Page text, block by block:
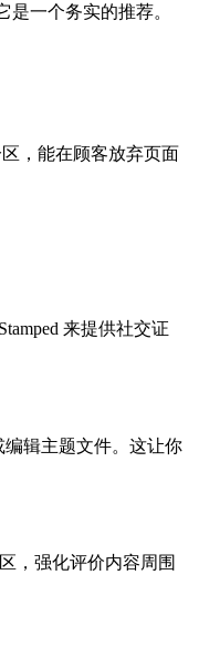
一个务实的推荐。
，能在顾客放弃页面
来提供社交证
编辑主题文件。这让你
，强化评价内容周围